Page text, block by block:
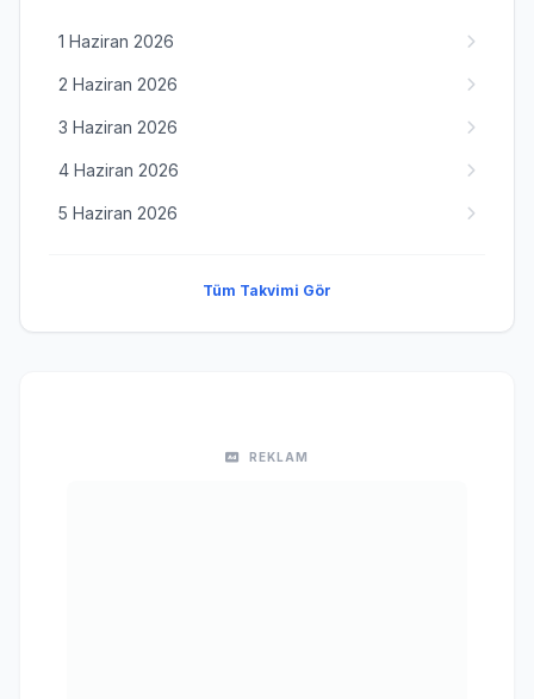
1 Haziran 2026
2 Haziran 2026
3 Haziran 2026
4 Haziran 2026
5 Haziran 2026
Tüm Takvimi Gör
REKLAM